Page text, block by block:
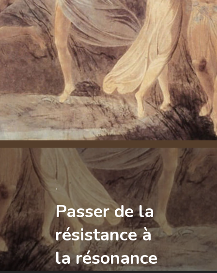
.
Mon
approche
.
Passer de la
résistance à
la résonance
.
Soteria